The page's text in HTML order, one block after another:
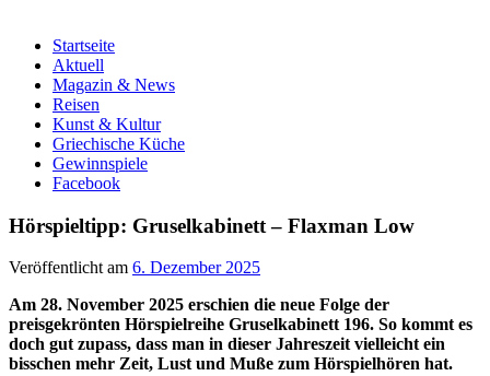
Startseite
Aktuell
Magazin & News
Reisen
Kunst & Kultur
Griechische Küche
Gewinnspiele
Facebook
Hörspieltipp: Gruselkabinett – Flaxman Low
Veröffentlicht am 6. Dezember 2025
Am 28. November 2025 erschien die neue Folge der
preisgekrönten Hörspielreihe Gruselkabinett 196. So kommt es
doch gut zupass, dass man in dieser Jahreszeit vielleicht ein
bisschen mehr Zeit, Lust und Muße zum Hörspielhören hat.